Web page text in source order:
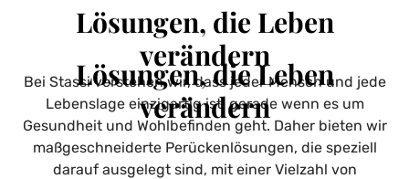
Lösungen, die Leben
verändern
Lösungen, die Leben
verändern
Bei Stassi verstehen wir, dass jeder Mensch und jede
Lebenslage einzigartig ist, gerade wenn es um
Gesundheit und Wohlbefinden geht. Daher bieten wir
maßgeschneiderte Perückenlösungen, die speziell
darauf ausgelegt sind, mit einer Vielzahl von